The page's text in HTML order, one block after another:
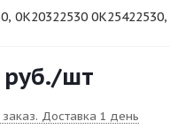
0K20322530
руб./шт
Доставка 1 день